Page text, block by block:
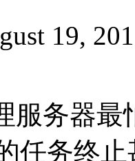
19,
服务器最
任务终